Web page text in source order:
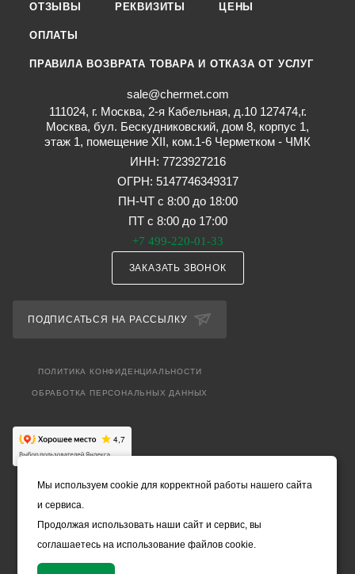
ОТЗЫВЫ РЕКВИЗИТЫ ЦЕНЫ
ОПЛАТЫ
ПРАВИЛА ВОЗВРАТА ТОВАРА И ОТКАЗА ОТ УСЛУГ
sale@chermet.com
111024, г. Москва, 2-я Кабельная, д.10 127474,г.
Москва, бул. Бескудниковский, дом 8, корпус 1,
этаж 1, помещение XII, ком.1-6 Черметком - ЧМК
ИНН: 7723927216
ОГРН: 5147746349317
ПН-ЧТ с 8:00 до 18:00
ПТ с 8:00 до 17:00
+7 499-220-01-33
ЗАКАЗАТЬ ЗВОНОК
ПОДПИСАТЬСЯ НА РАССЫЛКУ
ПОЛИТИКА КОНФИДЕНЦИАЛЬНОСТИ
ОБРАБОТКА ПЕРСОНАЛЬНЫХ ДАННЫХ
Мы используем cookie для корректной работы нашего сайта
и сервиса.
Продолжая использовать наши сайт и сервис, вы
соглашаетесь на использование файлов cookie.